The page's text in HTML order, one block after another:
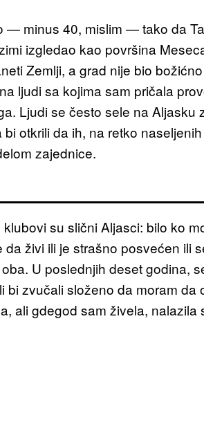
— minus 40, mislim — tako da
izgledao kao površina
Zemlji, a grad nije bio
ljudi sa kojima sam pričala
Ljudi se često sele na Aljasku
otkrili da ih, na retko
zajednice.
su slični Aljasci: bilo ko
da živi ili je strašno posvećen ili
U poslednjih deset godina,
bi zvučali složeno da moram
ali gdegod sam živela, nalazila